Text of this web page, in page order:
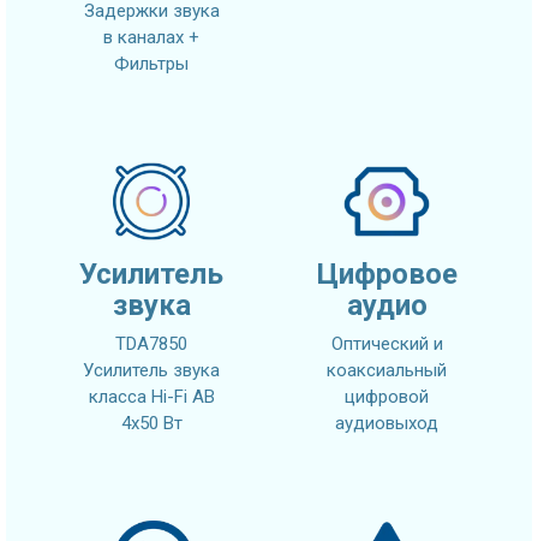
Задержки звука
в каналах +
Фильтры
Усилитель
звука
TDA7850
Усилитель звука
класса Hi-Fi AB
4x50 Вт
Цифровое
аудио
Оптический и
коаксиальный
цифровой
аудиовыход